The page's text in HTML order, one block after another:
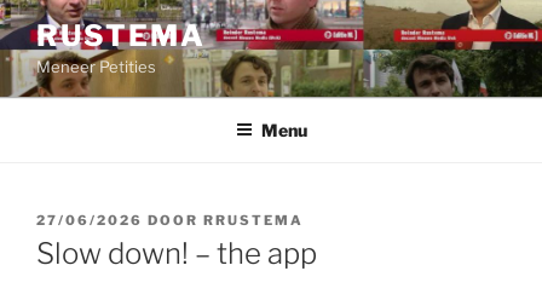
Ga
naar
inhoud
RUSTEMA
Meneer Petities
Menu
GEPLAATST
OP
27/06/2026 DOOR RRUSTEMA
Slow down! – the app